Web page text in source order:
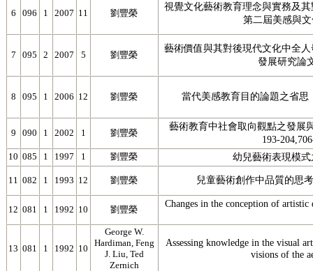
6 096 1 2007 11 劉豐榮
視覺文化藝術教育理念與實務及
第二屆美感與
7 095 2 2007 5 劉豐榮
藝術價值與其對後現代文化中全
發展研究論
8 095 1 2006 12 劉豐榮 當代美感教育目的論題之省思
9 090 1 2002 1 劉豐榮
藝術教育中社會取向觀點之發展
193-
10 085 1 1997 1 劉豐榮 幼兒藝術表現模
11 082 1 1993 12 劉豐榮 兒童藝術創作中品質的思
12 081 1 1992 10 劉豐榮
Changes in the conception of
13 081 1 1992 10
George W.
Hardiman, Feng
J. Liu, Ted
Zernich
Assessing knowledge in the visual
visions of the